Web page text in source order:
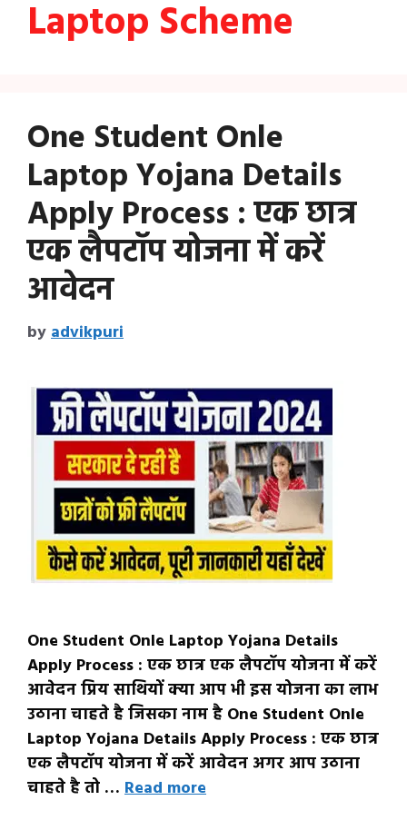
Laptop Scheme
One Student Onle
Laptop Yojana Details
Apply Process : एक छात्र
एक लैपटॉप योजना में करें
आवेदन
byadvikpuri
One Student Onle Laptop Yojana Details
Apply Process : एक छात्र एक लैपटॉप योजना में करें
आवेदन प्रिय साथियों क्या आप भी इस योजना का लाभ
उठाना चाहते है जिसका नाम है One Student Onle
Laptop Yojana Details Apply Process : एक छात्र
एक लैपटॉप योजना में करें आवेदन अगर आप उठाना
चाहते है तो … Read more